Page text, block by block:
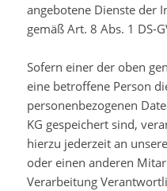
angebotene Dienste der
gemäß Art. 8 Abs. 1 DS-
Sofern einer der oben
eine betroffene Person
personenbezogenen
KG gespeichert sind,
hierzu jederzeit an
oder einen anderen
Verarbeitung